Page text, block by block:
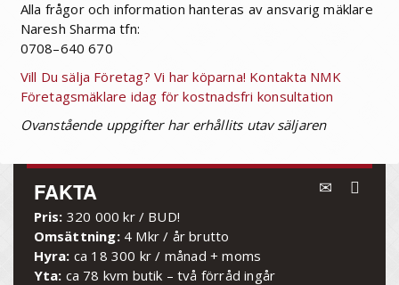
Alla frågor och information hanteras av ansvarig mäklare
Naresh Sharma tfn:
0708–640 670
Vill Du sälja Företag? Vi har köparna! Kontakta NMK
Företagsmäklare idag för kostnadsfri konsultation
Ovanstående uppgifter har erhållits utav säljaren
FAKTA
Pris: 320 000 kr / BUD!
Omsättning: 4 Mkr / år brutto
Hyra: ca 18 300 kr / månad + moms
Yta: ca 78 kvm butik – två förråd ingår